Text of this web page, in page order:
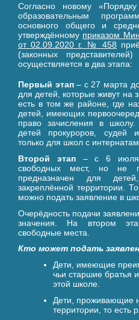
Согласно новому
образовательным
основного общего и
утверждённому приказом
от 02.09.2020 г. № 458
(законных
осуществляется в два этапа:
Первый этап– с 27 марта
для детей, которые живут на
есть в том же районе, где
детей, имеющих
право зачисления в
детей прокуроров, судей
только для школ с
Второй этап– с 6 июля
свободных мест, но не
предназначен для
закреплённой территории.
можно подать заявление в
Очерёдность подачи
значения. На втором
свободные места.
Кто может подать
Дети, имеющие
чьи старшие братья
этой школе.
Дети, проживающие
территории, то есть